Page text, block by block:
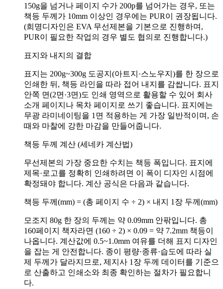
150g을 넘거나 페이지 수가 200p를 넘어가는 경우, 또는
책등 두께가 10mm 이상인 경우에는 PUR이 권장됩니다.
(희명디자인은 EVA 무선제본을 기본으로 진행하며,
PUR이 필요한 작업의 경우 별도 협의로 진행합니다.)
표지와 내지의 결합
표지는 200g~300g 도공지(아트지·스노우지)를 한 장으로
인쇄한 뒤, 책등 라인을 따라 접어 내지를 감쌉니다. 표지
안쪽 면(2면·3면)도 인쇄 영역으로 활용할 수 있어 회사
소개 페이지나 목차 페이지로 쓰기 좋습니다. 표지에는
무광 라미네이팅을 1면 적용하는 게 가장 일반적이며, 손
때와 마찰에 강한 마감을 만들어줍니다.
책등 두께 계산 (세네카 계산법)
무선제본의 가장 중요한 수치는 책등 폭입니다. 표지에
제목·로고를 정확히 인쇄하려면 이 폭이 디자인 시점에
확정돼야 합니다. 계산 공식은 다음과 같습니다.
책등 두께(mm) = (총 페이지 수 ÷ 2) × 내지 1장 두께(mm)
모조지 80g 한 장의 두께는 약 0.09mm 안팎입니다. 총
160페이지 책자라면 (160 ÷ 2) × 0.09 = 약 7.2mm 책등이
나옵니다. 계산값에 0.5~1.0mm 여유를 더해 표지 디자인
을 잡는 게 안전합니다. 종이 평량·종류·습도에 따라 실
제 두께가 달라지므로, 제지사 1장 두께 데이터를 기준으
로 산출하고 인쇄소와 최종 확인하는 절차가 필요합니
다.